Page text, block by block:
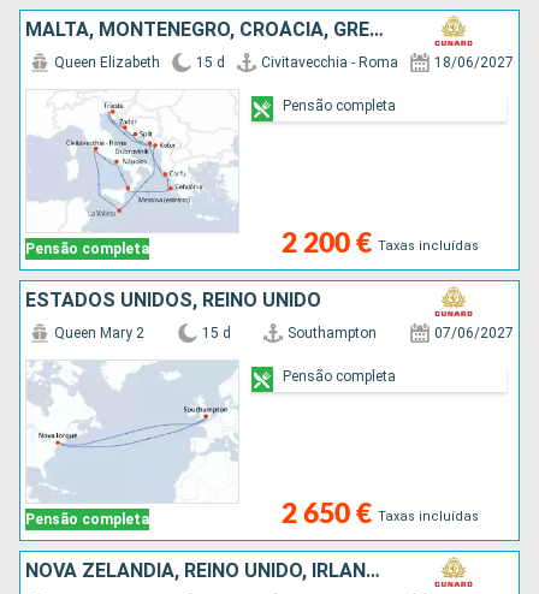
MALTA, MONTENEGRO, CROÁCIA, GRÉCIA, ITÁLIA
Pensão completa
Queen Elizabeth 15 d Civitavecchia - Roma 18/06/2027
2 200 € Taxas incluídas
Pensão completa
ESTADOS UNIDOS, REINO UNIDO
Pensão completa
Queen Mary 2 15 d Southampton 07/06/2027
2 650 € Taxas incluídas
Pensão completa
NOVA ZELANDIA, REINO UNIDO, IRLANDA